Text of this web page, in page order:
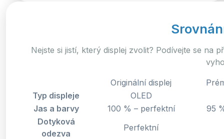
Nejste si jistí, který displej zvolit? Podívejte se na
Originální displej
Typ displeje
OLED
Jas a barvy
100 % – perfektní 95
Dotyková
odezva
Perfektní